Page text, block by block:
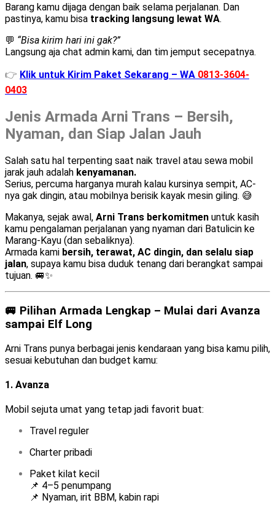
Barang kamu dijaga dengan baik selama perjalanan. Dan
pastinya, kamu bisa tracking langsung lewat WA.
💬 “Bisa kirim hari ini gak?”
Langsung aja chat admin kami, dan tim jemput secepatnya.
👉 Klik untuk Kirim Paket Sekarang – WA 0813-3604-
0403
Jenis Armada Arni Trans – Bersih,
Nyaman, dan Siap Jalan Jauh
Salah satu hal terpenting saat naik travel atau sewa mobil
jarak jauh adalah kenyamanan.
Serius, percuma harganya murah kalau kursinya sempit, AC-
nya gak dingin, atau mobilnya berisik kayak mesin giling. 😅
Makanya, sejak awal, Arni Trans berkomitmen untuk kasih
kamu pengalaman perjalanan yang nyaman dari Batulicin ke
Marang-Kayu (dan sebaliknya).
Armada kami bersih, terawat, AC dingin, dan selalu siap
jalan, supaya kamu bisa duduk tenang dari berangkat sampai
tujuan. 🚐✨
🚐 Pilihan Armada Lengkap – Mulai dari Avanza
sampai Elf Long
Arni Trans punya berbagai jenis kendaraan yang bisa kamu pilih,
sesuai kebutuhan dan budget kamu:
1. Avanza
Mobil sejuta umat yang tetap jadi favorit buat:
Travel reguler
Charter pribadi
Paket kilat kecil
📌 4–5 penumpang
📌 Nyaman, irit BBM, kabin rapi